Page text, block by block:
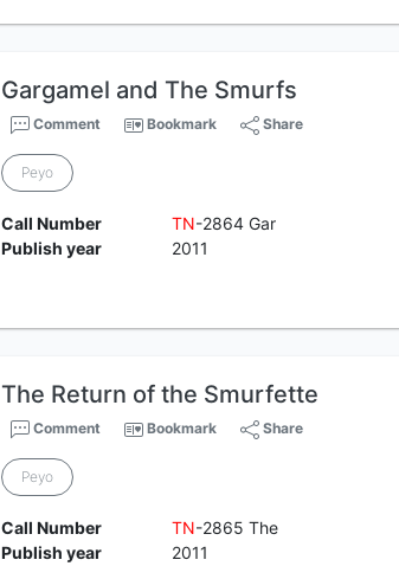
Gargamel and The Smurfs
Comment Bookmark Share
Peyo
Call Number TN-2864 Gar
Publish year
2011
The Return of the Smurfette
Comment Bookmark Share
Peyo
Call Number TN-2865 The
Publish year
2011